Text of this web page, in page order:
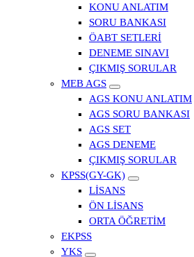
KONU ANLATIM
SORU BANKASI
ÖABT SETLERİ
DENEME SINAVI
ÇIKMIŞ SORULAR
MEB AGS
AGS KONU ANLATIM
AGS SORU BANKASI
AGS SET
AGS DENEME
ÇIKMIŞ SORULAR
KPSS(GY-GK)
LİSANS
ÖN LİSANS
ORTA ÖĞRETİM
EKPSS
YKS